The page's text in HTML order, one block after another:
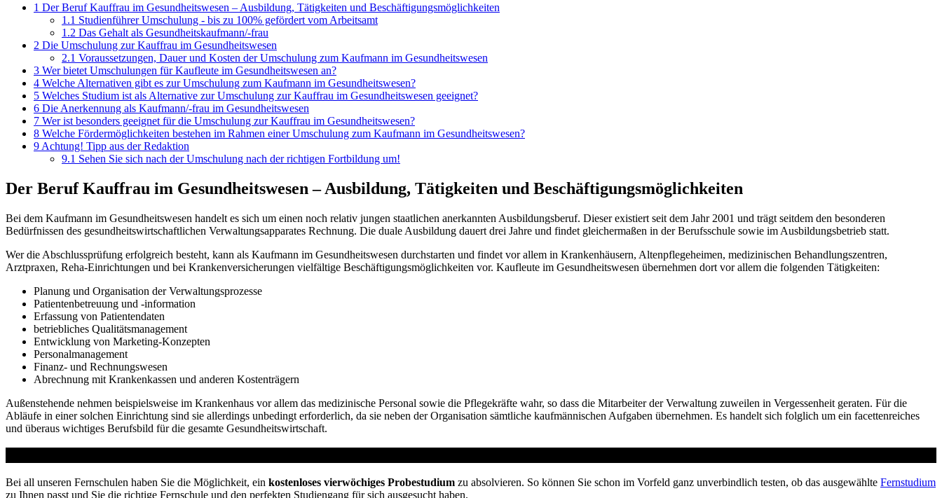
1 Der Beruf Kauffrau im Gesundheitswesen – Ausbildung, Tätigkeiten und Beschäftigungsmöglichkeiten
1.1 Studienführer Umschulung - bis zu 100% gefördert vom Arbeitsamt
1.2 Das Gehalt als Gesundheitskaufmann/-frau
2 Die Umschulung zur Kauffrau im Gesundheitswesen
2.1 Voraussetzungen, Dauer und Kosten der Umschulung zum Kaufmann im Gesundheitswesen
3 Wer bietet Umschulungen für Kaufleute im Gesundheitswesen an?
4 Welche Alternativen gibt es zur Umschulung zum Kaufmann im Gesundheitswesen?
5 Welches Studium ist als Alternative zur Umschulung zur Kauffrau im Gesundheitswesen geeignet?
6 Die Anerkennung als Kaufmann/-frau im Gesundheitswesen
7 Wer ist besonders geeignet für die Umschulung zur Kauffrau im Gesundheitswesen?
8 Welche Fördermöglichkeiten bestehen im Rahmen einer Umschulung zum Kaufmann im Gesundheitswesen?
9 Achtung! Tipp aus der Redaktion
9.1 Sehen Sie sich nach der Umschulung nach der richtigen Fortbildung um!
Der Beruf Kauffrau im Gesundheitswesen – Ausbildung, Tätigkeiten und Beschäftigungsmöglichkeiten
Bei dem Kaufmann im Gesundheitswesen handelt es sich um einen noch relativ jungen staatlichen anerkannten Ausbildungsberuf. Dieser existiert seit dem Jahr 2001 und trägt seitdem den besonderen
Bedürfnissen des gesundheitswirtschaftlichen Verwaltungsapparates Rechnung. Die duale Ausbildung dauert drei Jahre und findet gleichermaßen in der Berufsschule sowie im Ausbildungsbetrieb statt.
Wer die Abschlussprüfung erfolgreich besteht, kann als Kaufmann im Gesundheitswesen durchstarten und findet vor allem in Krankenhäusern, Altenpflegeheimen, medizinischen Behandlungszentren,
Arztpraxen, Reha-Einrichtungen und bei Krankenversicherungen vielfältige Beschäftigungsmöglichkeiten vor. Kaufleute im Gesundheitswesen übernehmen dort vor allem die folgenden Tätigkeiten:
Planung und Organisation der Verwaltungsprozesse
Patientenbetreuung und -information
Erfassung von Patientendaten
betriebliches Qualitätsmanagement
Entwicklung von Marketing-Konzepten
Personalmanagement
Finanz- und Rechnungswesen
Abrechnung mit Krankenkassen und anderen Kostenträgern
Außenstehende nehmen beispielsweise im Krankenhaus vor allem das medizinische Personal sowie die Pflegekräfte wahr, so dass die Mitarbeiter der Verwaltung zuweilen in Vergessenheit geraten. Für die
Abläufe in einer solchen Einrichtung sind sie allerdings unbedingt erforderlich, da sie neben der Organisation sämtliche kaufmännischen Aufgaben übernehmen. Es handelt sich folglich um ein facettenreiches
und überaus wichtiges Berufsbild für die gesamte Gesundheitswirtschaft.
Bei all unseren Fernschulen haben Sie die Möglichkeit, ein kostenloses vierwöchiges Probestudium zu absolvieren. So können Sie schon im Vorfeld ganz unverbindlich testen, ob das ausgewählte Fernstudium
zu Ihnen passt und Sie die richtige Fernschule und den perfekten Studiengang für sich ausgesucht haben.